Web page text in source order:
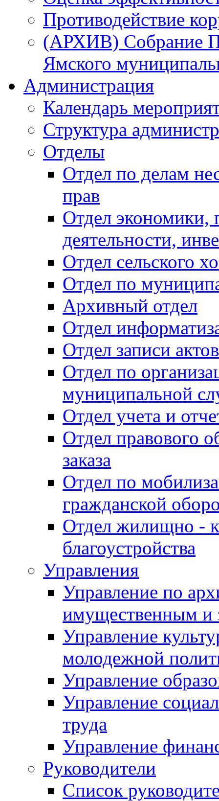
Противодействие
(АРХИВ) Собрание
Ямского
Администрация
Календарь
Структура
Отделы
Отдел по делам
прав
Отдел экономики,
деятельности,
Отдел сельского
Отдел по
Архивный отдел
Отдел
Отдел записи
Отдел по
муниципальной
Отдел учета и
Отдел правового
заказа
Отдел по
гражданской
Отдел жилищно -
благоустройства
Управления
Управление по
имущественным и
Управление
молодежной
Управление
Управление
труда
Управление
Руководители
Список